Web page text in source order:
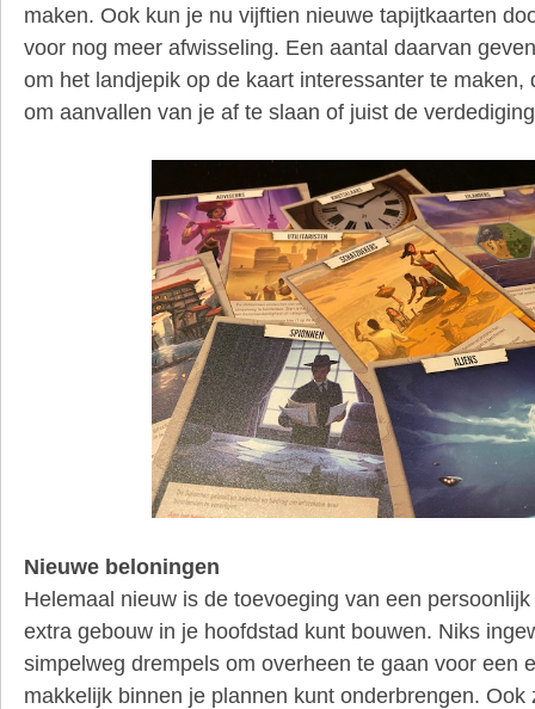
maken. Ook kun je nu vijftien nieuwe tapijtkaarten
voor nog meer afwisseling. Een aantal daarvan
om het landjepik op de kaart interessanter te maken,
om aanvallen van je af te slaan of juist de
Nieuwe beloningen
Helemaal nieuw is de toevoeging van een
extra gebouw in je hoofdstad kunt bouwen. Niks
simpelweg drempels om overheen te gaan voor een
makkelijk binnen je plannen kunt onderbrengen. Ook